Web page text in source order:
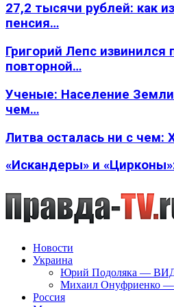
27,2 тысячи рублей: как
пенсия…
Григорий Лепс
повторной…
Ученые: Население
чем…
Литва осталась ни с чем:
«Искандеры» и
Новости
Украина
Юрий Подоляка —
Михаил Онуфриенко
Россия